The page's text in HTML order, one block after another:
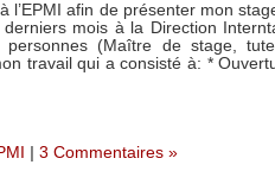
l’EPMI afin de présenter mon
mois à la Direction
(Maître de stage,
travail qui a consisté à: *
3 Commentaires »